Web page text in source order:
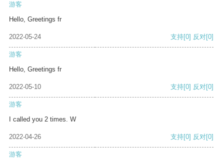
游客
Hello, Greetings fr
2022-05-24 支持[0] 反对[0]
游客
Hello, Greetings fr
2022-05-10 支持[0] 反对[0]
游客
I called you 2 times. W
2022-04-26 支持[0] 反对[0]
游客